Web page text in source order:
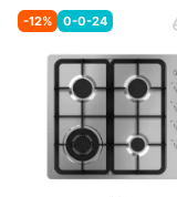
-12% 0-0-24